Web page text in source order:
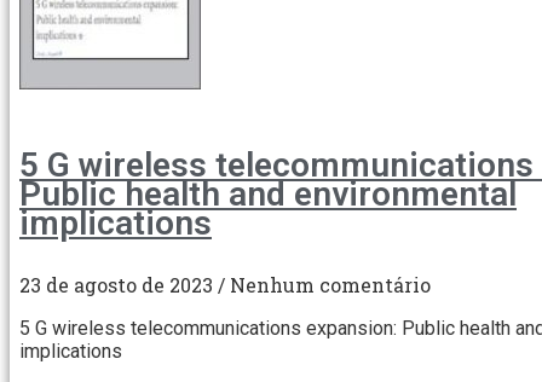
5 G wireless telecommunications
Public health and environmental
implications
23 de agosto de 2023 Nenhum comentário
5 G wireless telecommunications expansion: Public health
implications